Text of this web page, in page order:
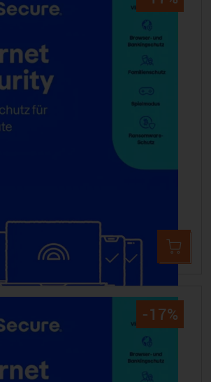
Security - 1 Gerät 3 Jahre
-17%